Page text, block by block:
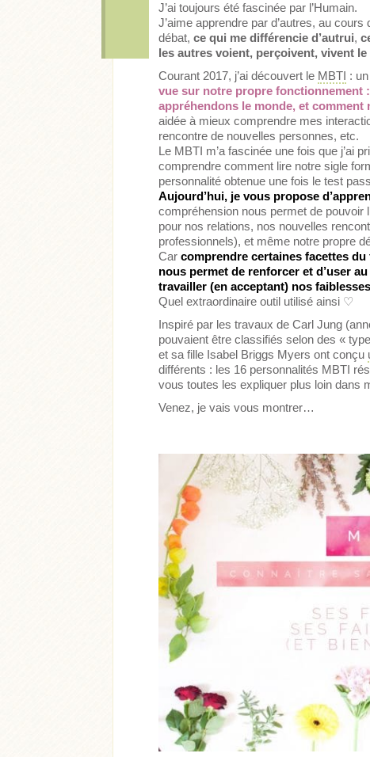
J’ai toujours été fascinée par l’Humain.
J’aime apprendre par d’autres, au cours
débat,ce qui me différencie d’autrui,
les autres voient, perçoivent, vivent le
Courant 2017, j’ai découvert le MBTI :
vue sur notre propre fonctionnement
appréhendons le monde, et
aidée à mieux comprendre mes
rencontre de nouvelles personnes, etc.
Le MBTI m’a fascinée une fois que j’ai
comprendre comment lire notre sigle
personnalité obtenue une fois le test
Aujourd’hui, je vous propose
compréhension nous permet de pouvoir
pour nos relations, nos nouvelles
professionnels), et même notre propre
Carcomprendre certaines facettes
nous permet de renforcer et d’user
travailler (en acceptant) nos faiblesses
Quel extraordinaire outil utilisé ainsi ♡
Inspiré par les travaux de Carl Jung
pouvaient être classifiés selon des «
et sa fille Isabel Briggs Myers ont conçu
différents : les 16 personnalités MBTI
vous toutes les expliquer plus loin dans
Venez, je vais vous montrer…
Acheter Lire